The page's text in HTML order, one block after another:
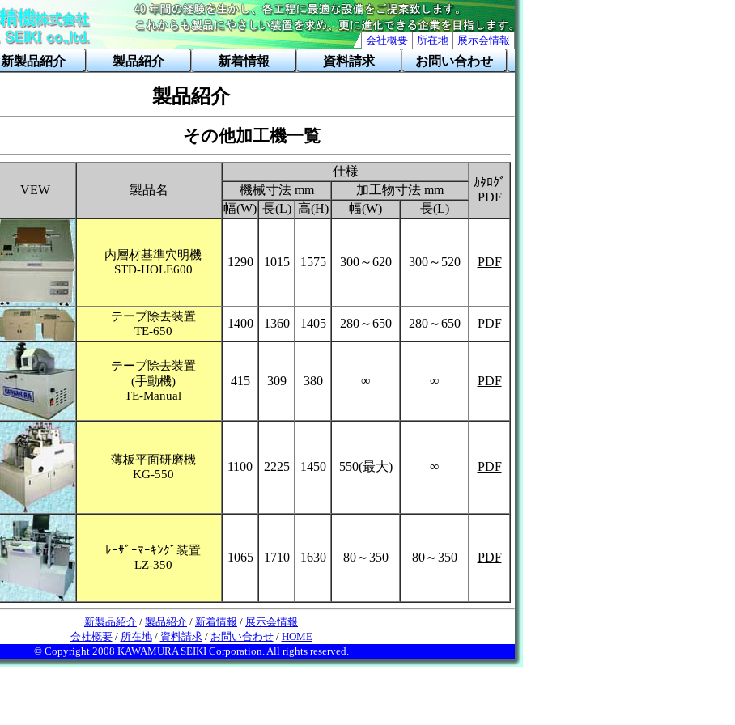
会社概要 所在地 展示会情報
新製品紹介 製品紹介 新着情報 資料請求 お問い合わせ
製品紹介
その他加工機一覧
VEW 製品名
仕様
ｶﾀﾛｸﾞ
PDF
機械寸法 mm
加工物寸法 mm
幅(W) 長(L) 高(H) 幅(W) 長(L)
内層材基準穴明機
STD-HOLE600
1290 1015 1575 300～620 300～520 PDF
テープ除去装置
TE-650
1400 1360 1405 280～650 280～650 PDF
テープ除去装置
(手動機)
TE-Manual
415 309 380 ∞ ∞ PDF
薄板平面研磨機
KG-550
1100 2225 1450 550(最大) ∞ PDF
ﾚｰｻﾞｰﾏｰｷﾝｸﾞ装置
LZ-350
1065 1710 1630 80～350 80～350 PDF
新製品紹介 / 製品紹介 / 新着情報 / 展示会情報
会社概要/ 所在地/ 資料請求/ お問い合わせ/ HOME
© Copyright 2008 KAWAMURA SEIKI Corporation. All rights reserved.